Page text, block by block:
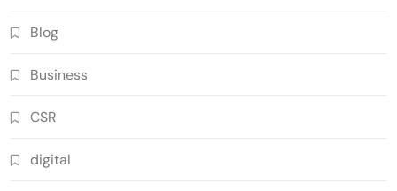
Blog
Business
CSR
digital